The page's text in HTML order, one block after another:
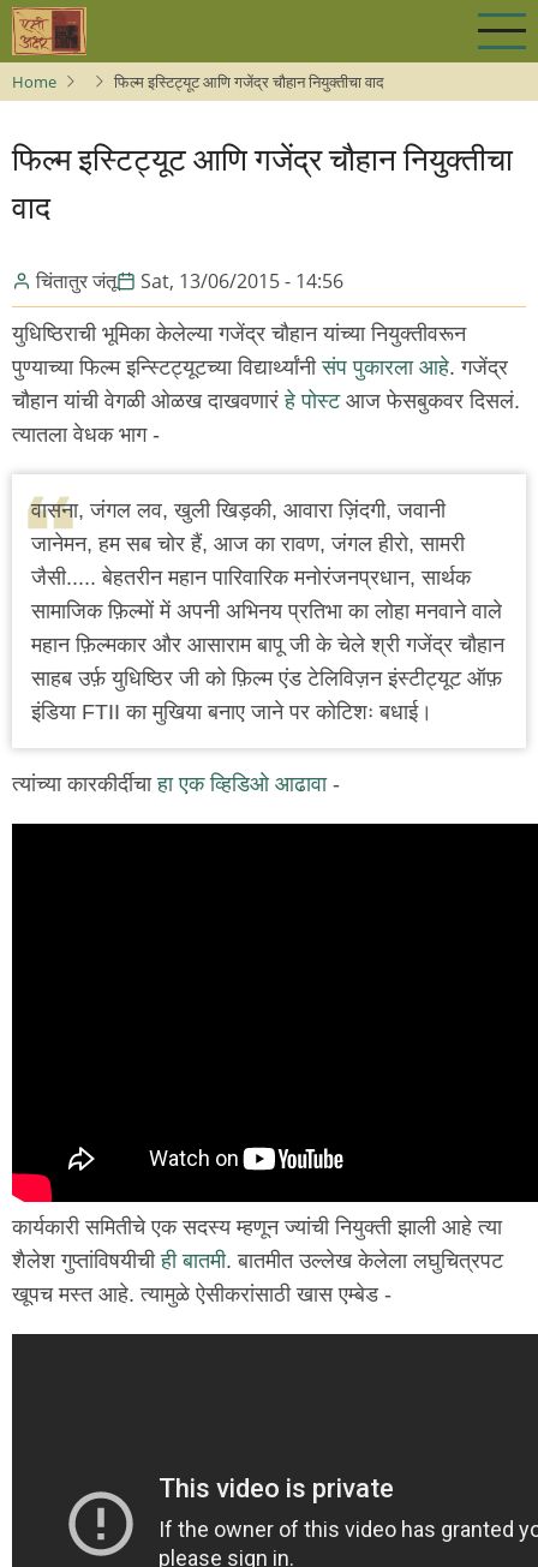
Skip
main
content
Home फिल्म इस्टिट्यूट आणि गजेंद्र चौहान नियुक्तीचा वाद
फिल्म इस्टिट्यूट आणि गजेंद्र चौहान नियुक्तीचा
वाद
चिंतातुर जंतू Sat, 13/06/2015 - 14:56
युधिष्ठिराची भूमिका केलेल्या गजेंद्र चौहान यांच्या नियुक्तीवरून
पुण्याच्या फिल्म इन्स्टिट्यूटच्या विद्यार्थ्यांनीसंप पुकारला आहे. गजेंद्र
चौहान यांची वेगळी ओळख दाखवणारंहे पोस्टआज फेसबुकवर दिसलं.
त्यातला वेधक भाग -
वासना, जंगल लव, खुली खिड़की, आवारा ज़िंदगी, जवानी
जानेमन, हम सब चोर हैं, आज का रावण, जंगल हीरो, सामरी
जैसी..... बेहतरीन महान पारिवारिक मनोरंजनप्रधान, सार्थक
सामाजिक फ़िल्मों में अपनी अभिनय प्रतिभा का लोहा मनवाने वाले
महान फ़िल्मकार और आसाराम बापू जी के चेले श्री गजेंद्र चौहान
साहब उर्फ़ युधिष्ठिर जी को फ़िल्म एंड टेलिविज़न इंस्टीट्यूट ऑफ़
इंडिया FTII का मुखिया बनाए जाने पर कोटिशः बधाई।
त्यांच्या कारकीर्दीचाहा एक व्हिडिओ आढावा-
कार्यकारी समितीचे एक सदस्य म्हणून ज्यांची नियुक्ती झाली आहे त्या
शैलेश गुप्तांविषयीचीही बातमी. बातमीत उल्लेख केलेला लघुचित्रपट
खूपच मस्त आहे. त्यामुळे ऐसीकरांसाठी खास एम्बेड -